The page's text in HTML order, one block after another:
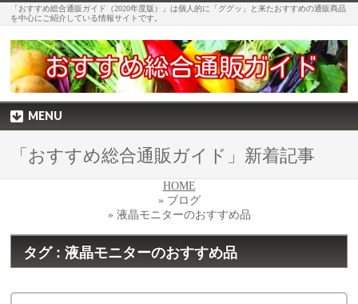
「おすすめ総合通販ガイド（2020年度版）」は個人的に「ググッ」と来たおすすめの通販商品
を中心にご紹介している情報サイトです。
MENU
「おすすめ総合通販ガイド」新着記事
HOME
» ブログ
» 液晶モニターのおすすめ品
タグ : 液晶モニターのおすすめ品